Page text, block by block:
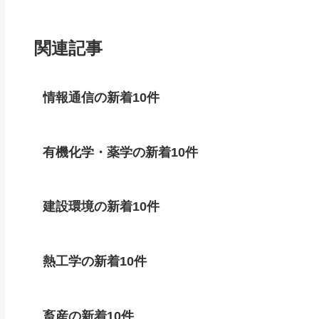
関連記事
情報通信の新着10件
有機化学・薬学の新着10件
建設環境の新着10件
熱工学の新着10件
畜産の新着10件